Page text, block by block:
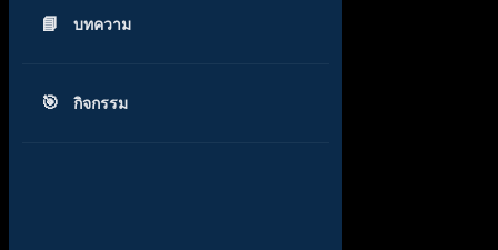
บทความ
กิจกรรม